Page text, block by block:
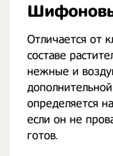
Отличается от
составе
нежные и
определяется
если он не
готов.